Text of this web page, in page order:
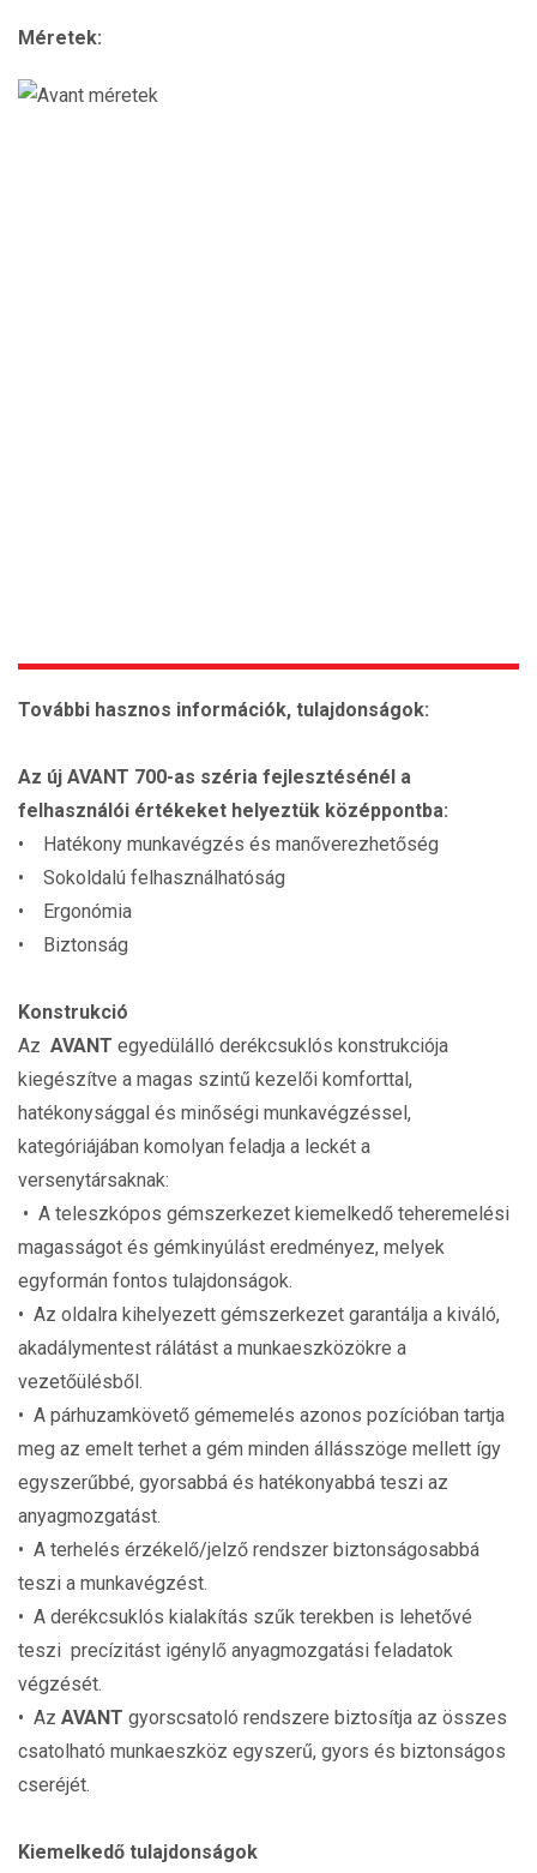
Méretek:
További hasznos információk, tulajdonságok:
Az új AVANT 700-as széria fejlesztésénél a
felhasználói értékeket helyeztük középpontba:
• Hatékony munkavégzés és manőverezhetőség
• Sokoldalú felhasználhatóság
• Ergonómia
• Biztonság
Konstrukció
Az AVANT egyedülálló derékcsuklós konstrukciója
kiegészítve a magas szintű kezelői komforttal,
hatékonysággal és minőségi munkavégzéssel,
kategóriájában komolyan feladja a leckét a
versenytársaknak:
• A teleszkópos gémszerkezet kiemelkedő teheremelési
magasságot és gémkinyúlást eredményez, melyek
egyformán fontos tulajdonságok.
• Az oldalra kihelyezett gémszerkezet garantálja a kiváló,
akadálymentest rálátást a munkaeszközökre a
vezetőülésből.
• A párhuzamkövető gémemelés azonos pozícióban tartja
meg az emelt terhet a gém minden állásszöge mellett így
egyszerűbbé, gyorsabbá és hatékonyabbá teszi az
anyagmozgatást.
• A terhelés érzékelő/jelző rendszer biztonságosabbá
teszi a munkavégzést.
• A derékcsuklós kialakítás szűk terekben is lehetővé
teszi precízitást igénylő anyagmozgatási feladatok
végzését.
• Az AVANT gyorscsatoló rendszere biztosítja az összes
csatolható munkaeszköz egyszerű, gyors és biztonságos
cseréjét.
Kiemelkedő tulajdonságok